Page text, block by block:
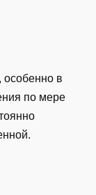
особенно в
по мере